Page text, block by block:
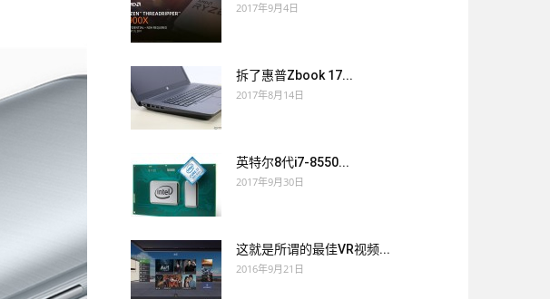
2017年9月4日
拆了惠普Zbook 17...
2017年8月14日
英特尔8代i7-8550...
2017年9月30日
这就是所谓的最佳VR视频...
2016年9月21日